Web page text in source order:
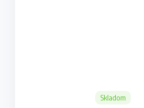
Skladom